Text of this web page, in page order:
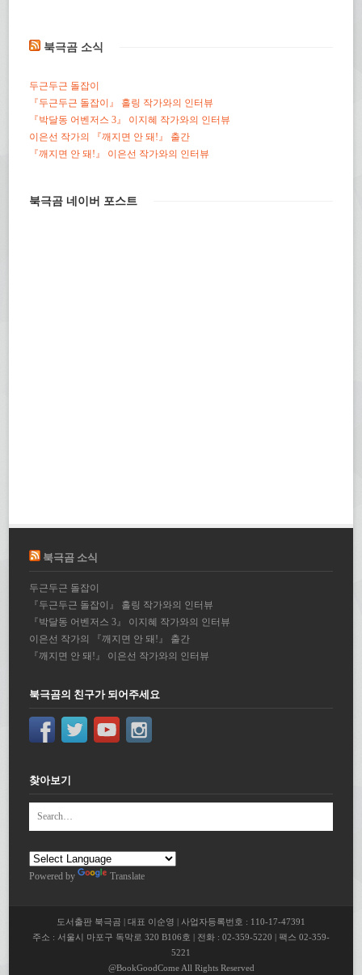
북극곰 소식
두근두근 돌잡이
『두근두근 돌잡이』 홀링 작가와의 인터뷰
『박달동 어벤저스 3』 이지혜 작가와의 인터뷰
이은선 작가의 『깨지면 안 돼!』 출간
『깨지면 안 돼!』 이은선 작가와의 인터뷰
북극곰 네이버 포스트
북극곰 소식
두근두근 돌잡이
『두근두근 돌잡이』 홀링 작가와의 인터뷰
『박달동 어벤저스 3』 이지혜 작가와의 인터뷰
이은선 작가의 『깨지면 안 돼!』 출간
『깨지면 안 돼!』 이은선 작가와의 인터뷰
북극곰의 친구가 되어주세요
찾아보기
Powered by Translate
도서출판 북극곰 | 대표 이순영 | 사업자등록번호 : 110-17-47391
주소 : 서울시 마포구 독막로 320 B106호 | 전화 : 02-359-5220 | 팩스 02-359-
5221
@BookGoodCome All Rights Reserved